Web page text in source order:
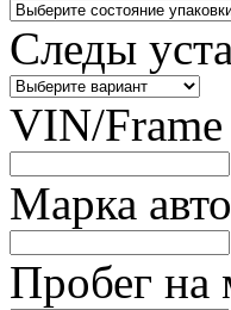
Следы
VIN/Frame
Марка
Пробег на